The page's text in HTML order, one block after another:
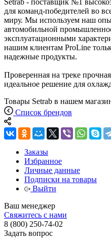
для команд-победителей во
миру. Мы используем наш
автомобильной
эксплуатационными
нашим клиентам ProLine
надежные продукты.
Проверенная на треке
идеальное решение для
Товары Setrab в нашем
Список брендов
Заказы
Избранное
Личные данные
Подписки на товары
Выйти
Ваш менеджер
Свяжитесь с нами
8 (800) 250-74-02
Задать вопрос